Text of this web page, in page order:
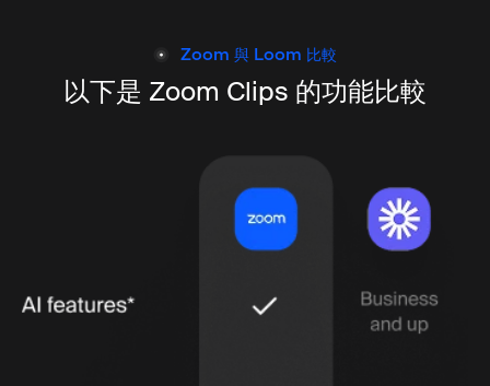
Zoom 與 Loom 比較
以下是 Zoom Clips 的功能比較